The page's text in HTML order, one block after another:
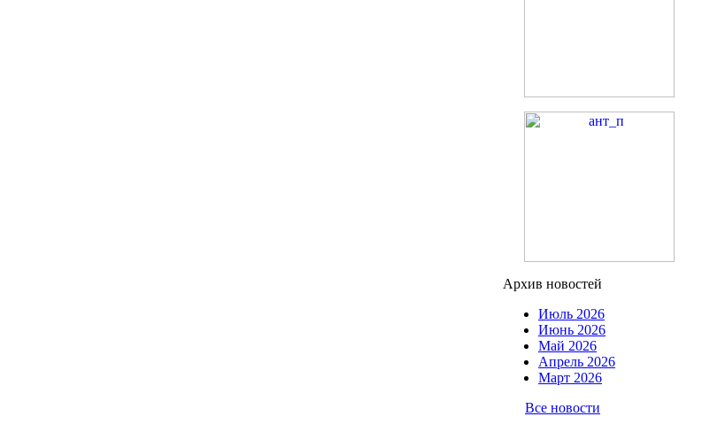
Архив новостей
Июль 2026
Июнь 2026
Май 2026
Апрель 2026
Март 2026
Все новости